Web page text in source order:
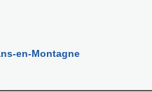
en-Montagne